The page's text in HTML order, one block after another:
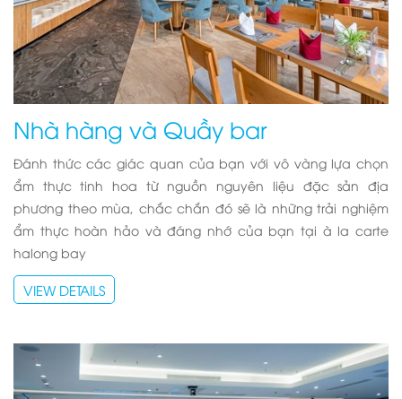
Nhà hàng và Quầy bar
Đánh thức các giác quan của bạn với vô vàng lựa chọn
ẩm thực tinh hoa từ nguồn nguyên liệu đặc sản địa
phương theo mùa, chắc chắn đó sẽ là những trải nghiệm
ẩm thực hoàn hảo và đáng nhớ của bạn tại à la carte
halong bay
VIEW DETAILS